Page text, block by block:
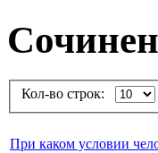
Кол-во строк:
При каком условии